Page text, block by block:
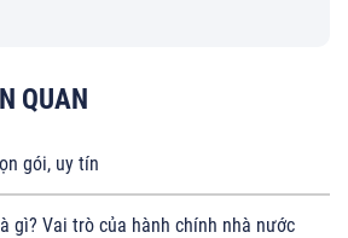
QUAN
gói, uy tín
gì? Vai trò của hành chính nhà nước